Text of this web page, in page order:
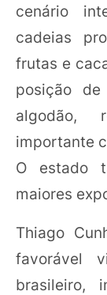
cenário
cadeias
frutas e
posição
algodão,
importante
O estado
maiores
Thiago
favorável
brasileiro,